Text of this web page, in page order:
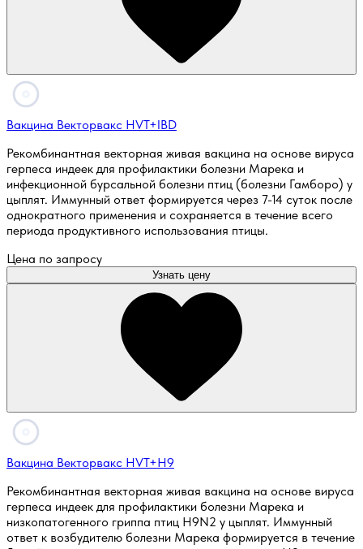
Вакцина Векторвакс HVT+IBD
Рекомбинантная векторная живая вакцина на основе вируса
герпеса индеек для профилактики болезни Марека и
инфекционной бурсальной болезни птиц (болезни Гамборо) у
цыплят. Иммунный ответ формируется через 7-14 суток после
однократного применения и сохраняется в течение всего
периода продуктивного использования птицы.
Цена по запросу
Узнать цену
Вакцина Векторвакс HVT+H9
Рекомбинантная векторная живая вакцина на основе вируса
герпеса индеек для профилактики болезни Марека и
низкопатогенного гриппа птиц H9N2 у цыплят. Иммунный
ответ к возбудителю болезни Марека формируется в течение